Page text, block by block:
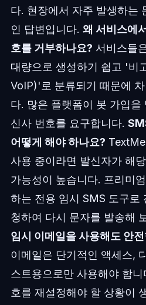
다. 현장에서 자주 발생하는
인 답변입니다. 왜 서비스에
호를 거부하나요? 서비스들
대량으로 생성하기 쉽고 '비
VoIP)'로 분류되기 때문에
다. 많은 플랫폼이 봇 가입을
신사 번호를 요구합니다.
어떻게 해야 하나요?
사용 중이라면 발신자가 해
가능성이 높습니다. 프리미
하는 전용 임시 SMS 도구로
청하여 다시 문자를 발송해
임시 이메일을 사용해도 안
이메일은 단기적인 액세스,
스트용으로만 사용해야 합
호를 재설정해야 할 상황이